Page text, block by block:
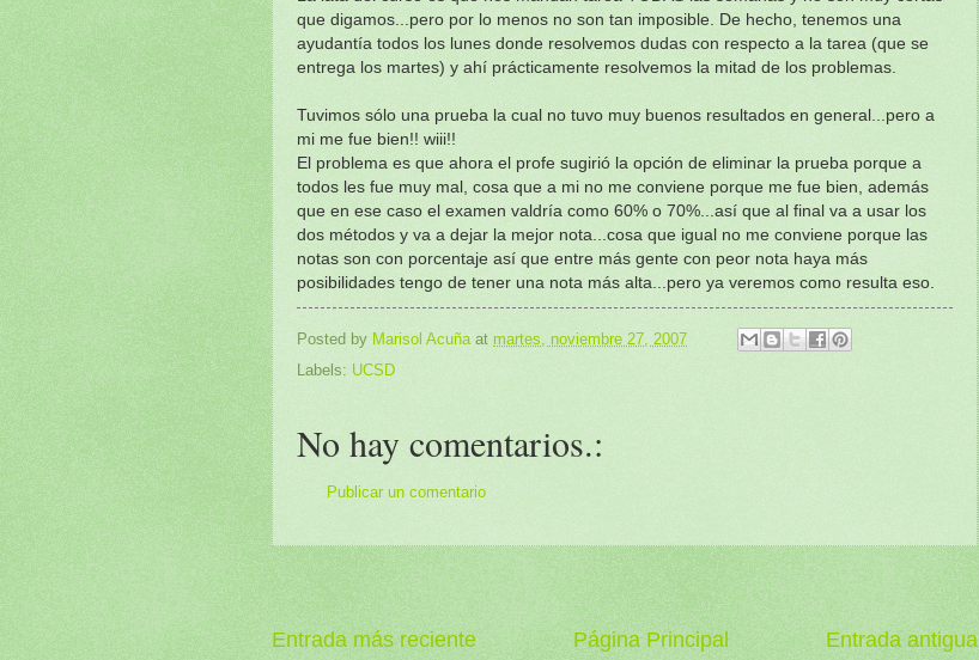
que digamos...pero por lo menos no son tan imposible. De hecho, tenemos una
ayudantía todos los lunes donde resolvemos dudas con respecto a la tarea (que se
entrega los martes) y ahí prácticamente resolvemos la mitad de los problemas.
Tuvimos sólo una prueba la cual no tuvo muy buenos resultados en general...pero a
mi me fue bien!! wiii!!
El problema es que ahora el profe sugirió la opción de eliminar la prueba porque a
todos les fue muy mal, cosa que a mi no me conviene porque me fue bien, además
que en ese caso el examen valdría como 60% o 70%...así que al final va a usar los
dos métodos y va a dejar la mejor nota...cosa que igual no me conviene porque las
notas son con porcentaje así que entre más gente con peor nota haya más
posibilidades tengo de tener una nota más alta...pero ya veremos como resulta eso.
Posted by Marisol Acuña at martes, noviembre 27, 2007
Labels: UCSD
No hay comentarios.:
Publicar un comentario
Entrada más reciente Entrada antigua
Página Principal